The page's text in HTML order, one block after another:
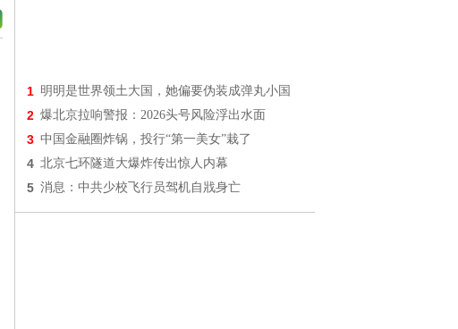
1 明明是世界领土大国，她偏要伪装成弹丸小国
2 爆北京拉响警报：2026头号风险浮出水面
3 中国金融圈炸锅，投行“第一美女”栽了
4 北京七环隧道大爆炸传出惊人内幕
5 消息：中共少校飞行员驾机自戕身亡